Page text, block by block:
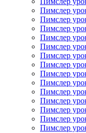
Пимслер
Пимслер
Пимслер
Пимслер
Пимслер
Пимслер
Пимслер
Пимслер
Пимслер
Пимслер
Пимслер
Пимслер
Пимслер
Пимслер